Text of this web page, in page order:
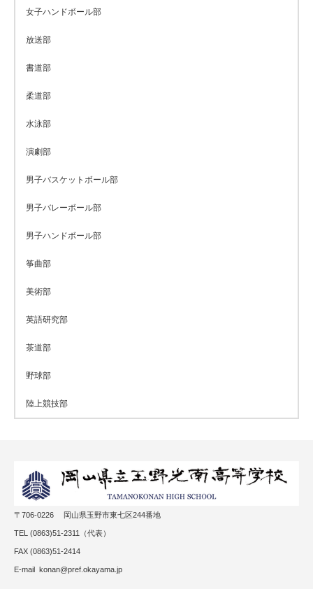
女子ハンドボール部
放送部
書道部
柔道部
水泳部
演劇部
男子バスケットボール部
男子バレーボール部
男子ハンドボール部
筝曲部
美術部
英語研究部
茶道部
野球部
陸上競技部
〒706-0226 岡山県玉野市東七区244番地
TEL (0863)51-2311（代表）
FAX (0863)51-2414
E-mail konan@pref.okayama.jp